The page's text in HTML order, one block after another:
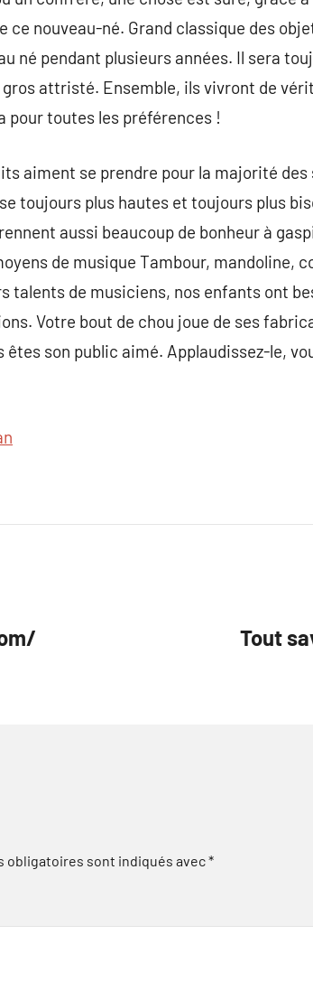
ce nouveau-né. Grand classique des
né pendant plusieurs années. Il sera
attristé. Ensemble, ils vivront de
pour toutes les préférences !
aiment se prendre pour la majorité des
toujours plus hautes et toujours plus
aussi beaucoup de bonheur à
de musique Tambour, mandoline,
de musiciens, nos enfants ont
Votre bout de chou joue de ses
son public aimé. Applaudissez-le,
Tout
obligatoires sont indiqués avec*